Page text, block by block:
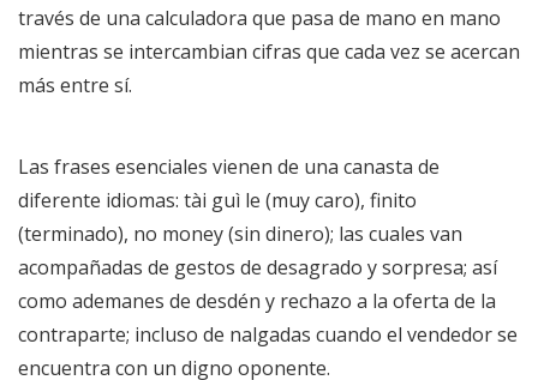
través de una calculadora que pasa de mano en mano
mientras se intercambian cifras que cada vez se acercan
más entre sí.
Las frases esenciales vienen de una canasta de
diferente idiomas: tài guì le (muy caro), finito
(terminado), no money (sin dinero); las cuales van
acompañadas de gestos de desagrado y sorpresa; así
como ademanes de desdén y rechazo a la oferta de la
contraparte; incluso de nalgadas cuando el vendedor se
encuentra con un digno oponente.